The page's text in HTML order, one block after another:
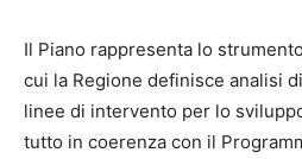
Il Piano rappresenta lo
cui la Regione definisce analisi
linee di intervento per lo
tutto in coerenza con il